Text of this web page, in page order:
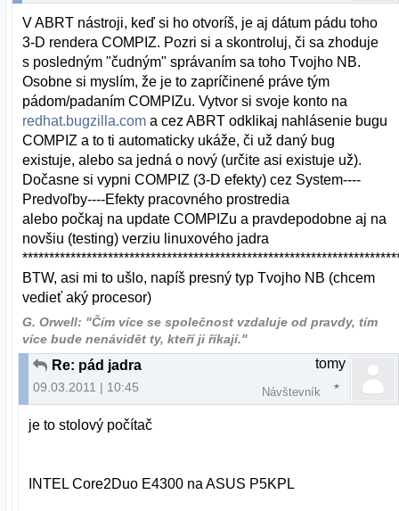
V ABRT nástroji, keď si ho otvoríš, je aj dátum pádu toho
3-D rendera COMPIZ. Pozri si a skontroluj, či sa zhoduje
s posledným "čudným" správaním sa toho Tvojho NB.
Osobne si myslím, že je to zapríčinené práve tým
pádom/padaním COMPIZu. Vytvor si svoje konto na
redhat.bugzilla.com a cez ABRT odklikaj nahlásenie bugu
COMPIZ a to ti automaticky ukáže, či už daný bug
existuje, alebo sa jedná o nový (určite asi existuje už).
Dočasne si vypni COMPIZ (3-D efekty) cez System----
Predvoľby----Efekty pracovného prostredia
alebo počkaj na update COMPIZu a pravdepodobne aj na
novšiu (testing) verziu linuxového jadra
BTW, asi mi to ušlo, napíš presný typ Tvojho NB (chcem
vedieť aký procesor)
G. Orwell: "Čím více se společnost vzdaluje od pravdy, tím
více bude nenávidět ty, kteří ji říkají."
Re: pád jadra
09.03.2011 | 10:45
tomy
Návštevník
je to stolový počítač
INTEL Core2Duo E4300 na ASUS P5KPL